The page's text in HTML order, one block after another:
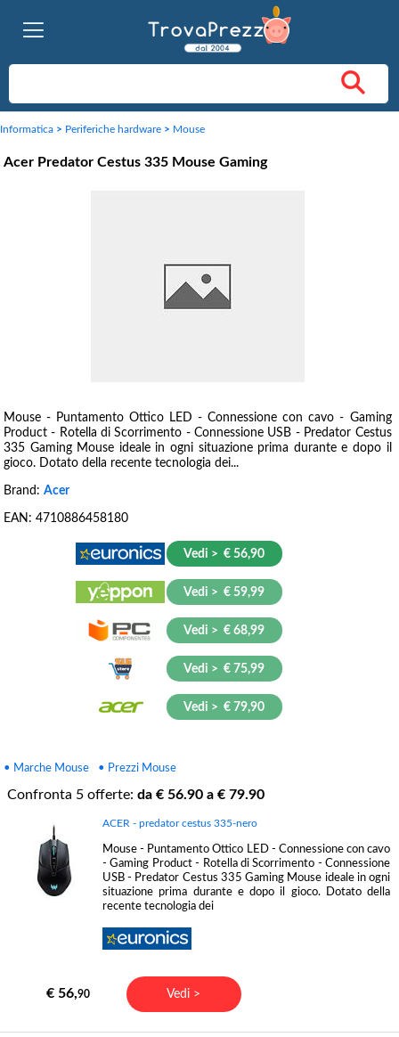
Informatica > Periferiche hardware > Mouse
Acer Predator Cestus 335 Mouse Gaming
Mouse - Puntamento Ottico LED - Connessione con cavo - Gaming
Product - Rotella di Scorrimento - Connessione USB - Predator Cestus
335 Gaming Mouse ideale in ogni situazione prima durante e dopo il
gioco. Dotato della recente tecnologia dei...
Brand: Acer
EAN: 4710886458180
Vedi > € 56,90
Vedi > € 59,99
Vedi > € 68,99
Vedi > € 75,99
Vedi > € 79,90
• Marche Mouse • Prezzi Mouse
Confronta 5 offerte: da € 56.90 a € 79.90
ACER - predator cestus 335-nero
Mouse - Puntamento Ottico LED - Connessione con cavo
- Gaming Product - Rotella di Scorrimento - Connessione
USB - Predator Cestus 335 Gaming Mouse ideale in ogni
situazione prima durante e dopo il gioco. Dotato della
recente tecnologia dei
€ 56,90 Vedi >